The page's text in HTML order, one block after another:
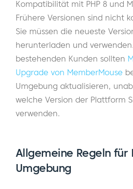
Kompatibilität mit PHP 8 und
Frühere Versionen sind nicht
Sie müssen die neueste
herunterladen und
bestehenden Kunden sollten
Upgrade von MemberMouse
Umgebung aktualisieren,
welche Version der Plattform
verwenden.
Allgemeine Regeln für
Umgebung